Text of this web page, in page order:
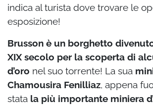
indica al turista dove trovare le
esposizione!
Brusson è un borghetto
XIX secolo per la scoperta di
d’oro nel suo torrente! La sua
Chamousira Fenilliaz, appena
stata la più importante miniera